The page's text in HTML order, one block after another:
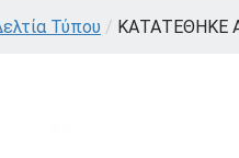
Τύπου / ΚΑΤΑΤΕΘΗΚΕ